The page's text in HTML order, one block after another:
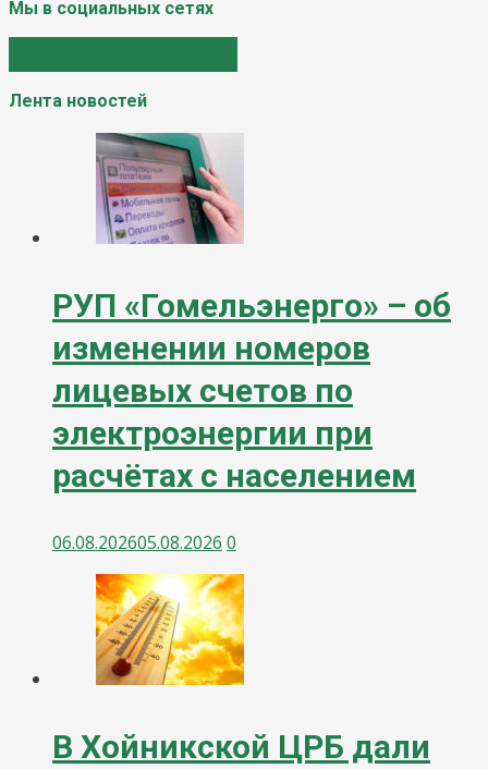
Мы в социальных сетях
Лента новостей
РУП «Гомельэнерго» – об
изменении номеров
лицевых счетов по
электроэнергии при
расчётах с населением
06.08.202605.08.2026 0
В Хойникской ЦРБ дали